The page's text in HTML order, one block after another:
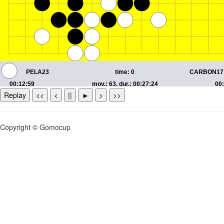
Replay << < || ► > >>
Copyright © Gomocup